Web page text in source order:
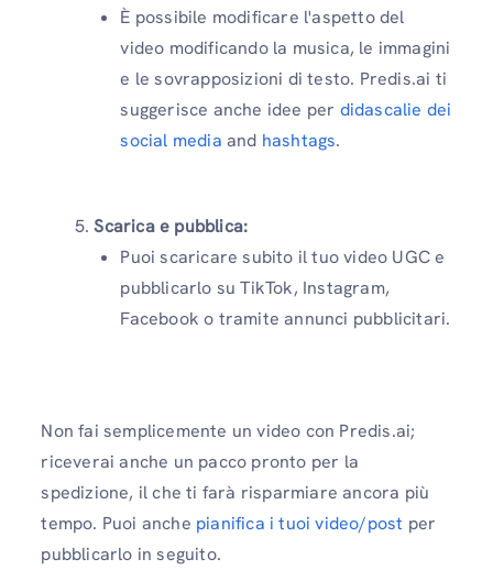
È possibile modificare l'aspetto del
video modificando la musica, le immagini
e le sovrapposizioni di testo. Predis.ai ti
suggerisce anche idee per didascalie dei
social media and hashtags.
Scarica e pubblica:
Puoi scaricare subito il tuo video UGC e
pubblicarlo su TikTok, Instagram,
Facebook o tramite annunci pubblicitari.
Non fai semplicemente un video con Predis.ai;
riceverai anche un pacco pronto per la
spedizione, il che ti farà risparmiare ancora più
tempo. Puoi anche pianifica i tuoi video/post per
pubblicarlo in seguito.